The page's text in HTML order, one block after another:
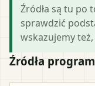
Źródła są tu po
sprawdzić
wskazujemy
Źródła